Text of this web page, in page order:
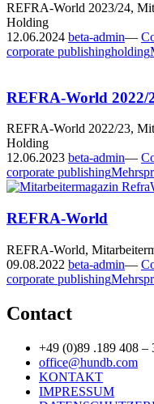
REFRA-World 2023/24,
Holding
12.06.2024 beta-admin—
corporate publishingholding
REFRA-World 2022/
REFRA-World 2022/23,
Holding
12.06.2023 beta-admin—
corporate publishing
REFRA-World
REFRA-World,
09.08.2022 beta-admin—
corporate publishing
Contact
+49 (0)89 .189 408 –
office@hundb.com
KONTAKT
IMPRESSUM